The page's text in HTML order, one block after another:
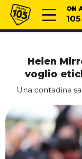
Vai al contenuto
Radio 105 ON
Helen
voglio
Una contadina